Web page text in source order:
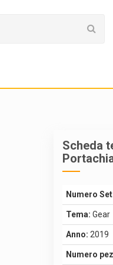
Scheda
Numero
Tema: Gear
Anno: 2019
Numero